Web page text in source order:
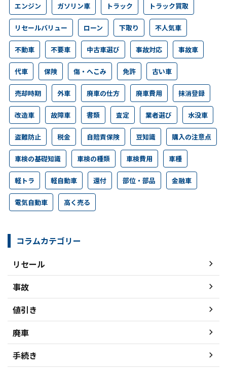
エンジン ガソリン車 トラック トラック買取
リセールバリュー ローン 下取り 不人気車
不動車 不要車 中古車選び 事故対応 事故車
代車 保険 傷・へこみ 免許 古い車
売却時期 外車 廃車の仕方 廃車費用 抹消登録
改造車 故障車 書類 査定 業者選び 水没車
盗難防止 税金 自賠責保険 豆知識 購入の注意点
車検の基礎知識 車検の種類 車検費用 車種
軽トラ 軽自動車 還付 部位・部品 金融車
電気自動車 高く売る
コラムカテゴリー
リセール
事故
値引き
廃車
手続き